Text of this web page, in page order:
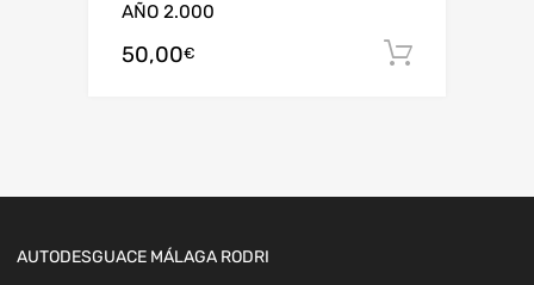
AÑO 2.000
50,00€
AUTODESGUACE MÁLAGA RODRI